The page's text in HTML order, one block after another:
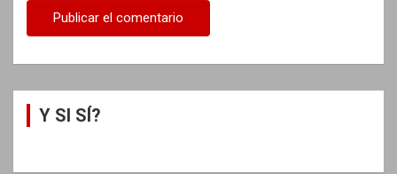
Y SI SÍ?